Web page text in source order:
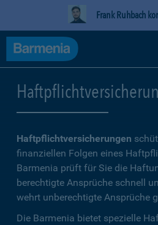
Frank Ruhbach
Haftpflichtversicherungen
finanziellen Folgen eines
Barmenia prüft für Sie die
berechtigte Ansprüche schnell
wehrt unberechtigte Ansprüche
Die Barmenia bietet spezielle